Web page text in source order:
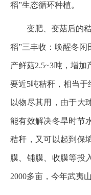
稻”生态循环种植。
变肥、变菇后的
稻”三丰收：唤醒冬
产鲜菇2.5~3吨，增
要近5吨秸秆，相当
以物尽其用，由于大
能有效解决冬旱时节
秸秆，又可以起到保
膜、铺膜、收膜等投
2000多亩，今年武夷